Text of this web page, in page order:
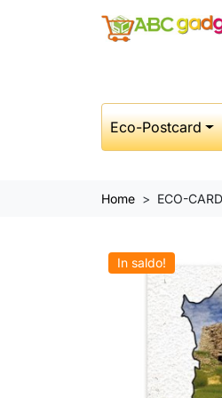
Eco-Postcard
Home ECO-
In saldo!